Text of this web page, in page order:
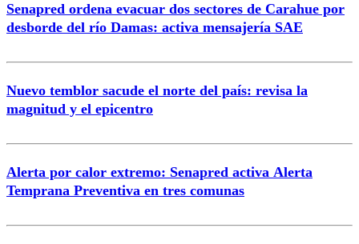
Correo
Senapred ordena evacuar dos sectores de Carahue por
desborde del río Damas: activa mensajería SAE
Nuevo temblor sacude el norte del país: revisa la
magnitud y el epicentro
Alerta por calor extremo: Senapred activa Alerta
Temprana Preventiva en tres comunas